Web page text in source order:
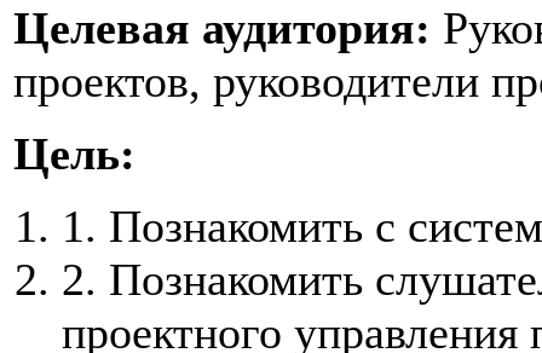
Целевая аудитория:
проектов, руководители
Цель:
1. Познакомить с
2. Познакомить
проектного